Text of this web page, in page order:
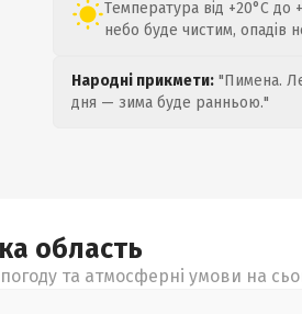
Температура від +20°C до
небо буде чистим, опадів
Народні прикмети: "Пимена.
дня — зима буде ранньою."
область
та атмосферні умови на